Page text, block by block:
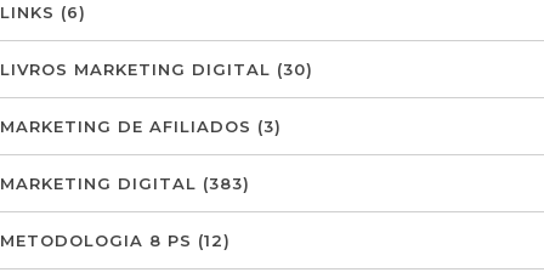
LINKS (6)
LIVROS MARKETING DIGITAL (30)
MARKETING DE AFILIADOS (3)
MARKETING DIGITAL (383)
METODOLOGIA 8 PS (12)